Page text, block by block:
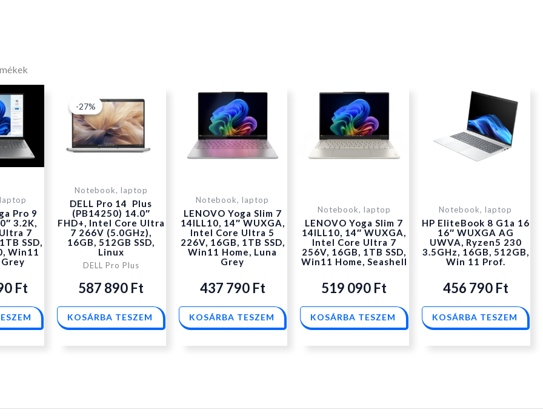
Pro 9
3.2K,
7
SSD,
Win11
Grey
Ft
-27%
-27%
Notebook, laptop
DELL Pro 14 Plus
(PB14250) 14.0″
FHD+, Intel Core Ultra
7 266V (5.0GHz),
16GB, 512GB SSD,
Linux
DELL Pro Plus
Original
price
661
290 Ft.
587 890 Ft
Current
price
587
890 Ft.
KOSÁRBA TESZEM
Notebook, laptop
LENOVO Yoga Slim 7
14ILL10, 14″ WUXGA,
Intel Core Ultra 5
226V, 16GB, 1TB SSD,
Win11 Home, Luna
Grey
437 790 Ft
KOSÁRBA TESZEM
Notebook, laptop
LENOVO Yoga Slim 7
14ILL10, 14″ WUXGA,
Intel Core Ultra 7
256V, 16GB, 1TB SSD,
Win11 Home, Seashell
519 090 Ft
KOSÁRBA TESZEM
Notebook, laptop
HP EliteBook 8 G1a 16
16″ WUXGA AG
UWVA, Ryzen5 230
3.5GHz, 16GB, 512GB,
Win 11 Prof.
456 790 Ft
KOSÁRBA TESZEM